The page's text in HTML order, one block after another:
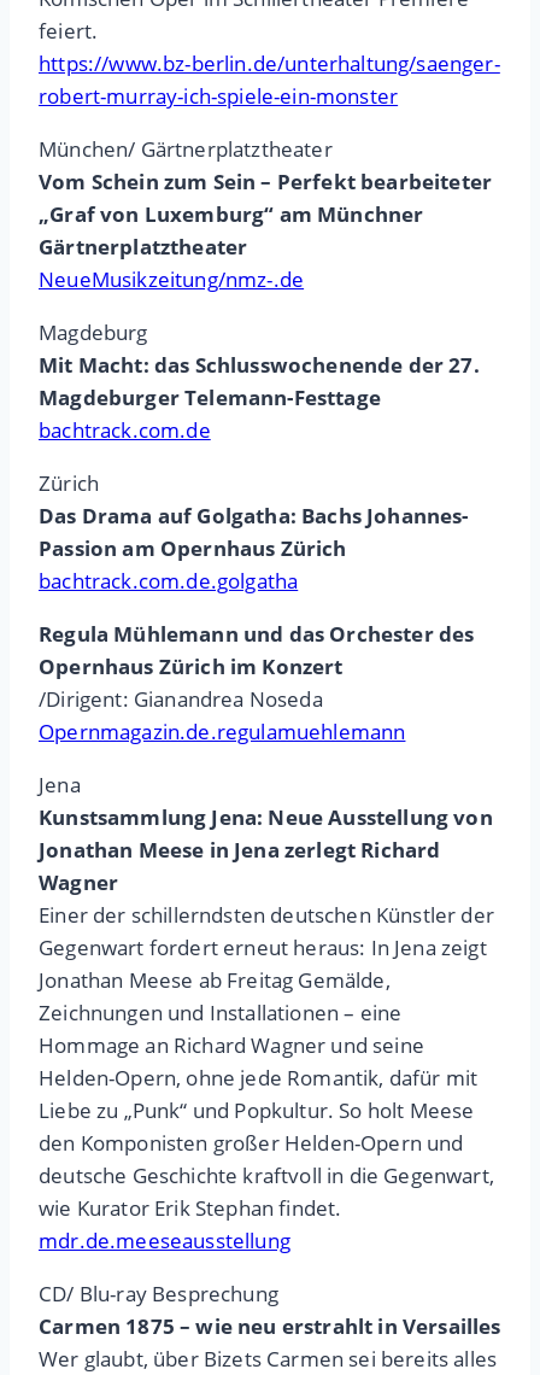
feiert.
https://www.bz-berlin.de/unterhaltung/saenger-
robert-murray-ich-spiele-ein-monster
München/ Gärtnerplatztheater
Vom Schein zum Sein – Perfekt bearbeiteter
„Graf von Luxemburg“ am Münchner
Gärtnerplatztheater
NeueMusikzeitung/nmz-.de
Magdeburg
Mit Macht: das Schlusswochenende der 27.
Magdeburger Telemann-Festtage
bachtrack.com.de
Zürich
Das Drama auf Golgatha: Bachs Johannes-
Passion am Opernhaus Zürich
bachtrack.com.de.golgatha
Regula Mühlemann und das Orchester des
Opernhaus Zürich im Konzert
/Dirigent: Gianandrea Noseda
Opernmagazin.de.regulamuehlemann
Jena
Kunstsammlung Jena: Neue Ausstellung von
Jonathan Meese in Jena zerlegt Richard
Wagner
Einer der schillerndsten deutschen Künstler der
Gegenwart fordert erneut heraus: In Jena zeigt
Jonathan Meese ab Freitag Gemälde,
Zeichnungen und Installationen – eine
Hommage an Richard Wagner und seine
Helden-Opern, ohne jede Romantik, dafür mit
Liebe zu „Punk“ und Popkultur. So holt Meese
den Komponisten großer Helden-Opern und
deutsche Geschichte kraftvoll in die Gegenwart,
wie Kurator Erik Stephan findet.
mdr.de.meeseausstellung
CD/ Blu-ray Besprechung
Carmen 1875 – wie neu erstrahlt in Versailles
Wer glaubt, über Bizets Carmen sei bereits alles